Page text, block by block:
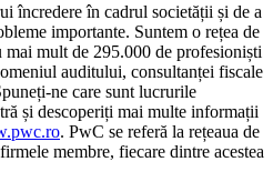
încredere în cadrul societății și de a
importante. Suntem o rețea de
mult de 295.000 de profesioniști
auditului, consultanței fiscale
ne care sunt lucrurile
și descoperiți mai multe informații
. PwC se referă la rețeaua de
membre, fiecare dintre acestea